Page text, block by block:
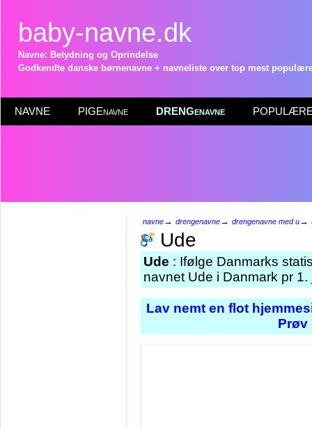
baby-navne.dk
Navne: Betydning og Oprindelse
Godkendte danske børnenavne + navneliste over top mest
NAVNE PIGEnavne DRENGenavne POPULÆRE
navne→ drengenavne→ drengenavne med u→
Ude
Ude : Ifølge Danmarks
navnet Ude i Danmark pr
Lav nemt en flot
Prøv